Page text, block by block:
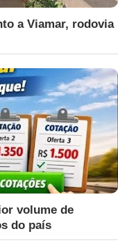
a Viamar, rodovia
volume de
do país